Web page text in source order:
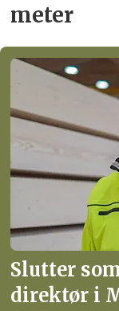
meter
Slutter
direktør i